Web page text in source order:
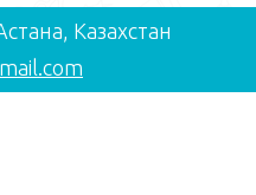
Казахстан